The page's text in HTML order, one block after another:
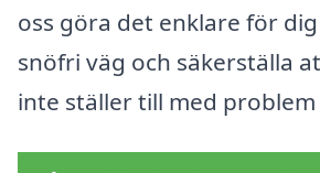
oss göra det enklare för
snöfri väg och säkerställa
inte ställer till med